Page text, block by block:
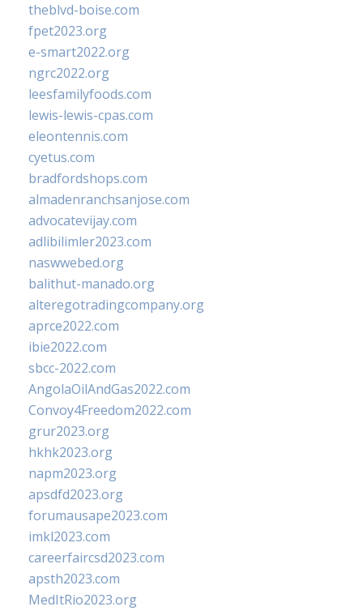
theblvd-boise.com
fpet2023.org
e-smart2022.org
ngrc2022.org
leesfamilyfoods.com
lewis-lewis-cpas.com
eleontennis.com
cyetus.com
bradfordshops.com
almadenranchsanjose.com
advocatevijay.com
adlibilimler2023.com
naswwebed.org
balithut-manado.org
alteregotradingcompany.org
aprce2022.com
ibie2022.com
sbcc-2022.com
AngolaOilAndGas2022.com
Convoy4Freedom2022.com
grur2023.org
hkhk2023.org
napm2023.org
apsdfd2023.org
forumausape2023.com
imkl2023.com
careerfaircsd2023.com
apsth2023.com
MedItRio2023.org